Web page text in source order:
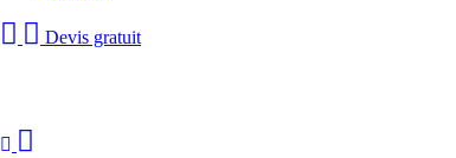
Devis gratuit